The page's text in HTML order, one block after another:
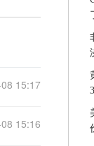
15:17
15:16